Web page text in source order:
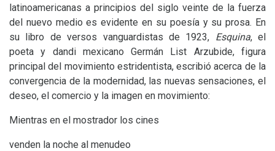
latinoamericanas a principios del siglo veinte de la fuerza
del nuevo medio es evidente en su poesía y su prosa. En
su libro de versos vanguardistas de 1923, Esquina, el
poeta y dandi mexicano Germán List Arzubide, figura
principal del movimiento estridentista, escribió acerca de la
convergencia de la modernidad, las nuevas sensaciones, el
deseo, el comercio y la imagen en movimiento:
Mientras en el mostrador los cines
venden la noche al menudeo